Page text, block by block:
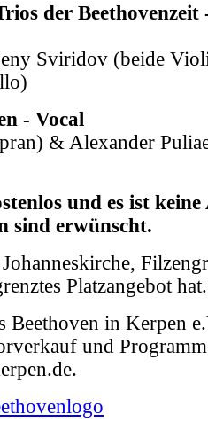
der Beethovenzeit
Sviridov (beide
- Vocal
& Alexander
und es ist
sind erwünscht.
Platzangebot hat.
Beethoven in Kerpen
und